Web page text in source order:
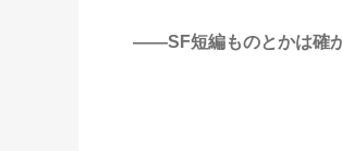
――SF短編ものとかは確か